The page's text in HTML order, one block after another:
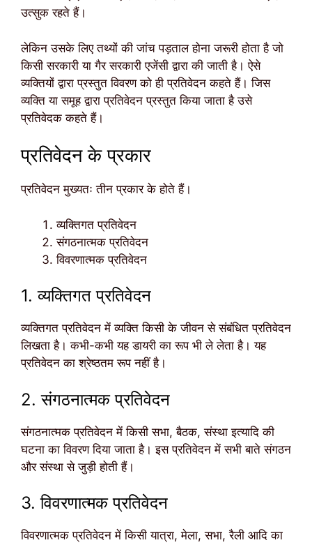
उत्सुक रहते हैं।
लेकिन उसके लिए तथ्यों की जांच पड़ताल होना जरूरी होता है जो
किसी सरकारी या गैर सरकारी एजेंसी द्वारा की जाती है। ऐसे
व्यक्तियों द्वारा प्रस्तुत विवरण को ही प्रतिवेदन कहते हैं। जिस
व्यक्ति या समूह द्वारा प्रतिवेदन प्रस्तुत किया जाता है उसे
प्रतिवेदक कहते हैं।
प्रतिवेदन के प्रकार
प्रतिवेदन मुख्यतः तीन प्रकार के होते हैं।
व्यक्तिगत प्रतिवेदन
संगठनात्मक प्रतिवेदन
विवरणात्मक प्रतिवेदन
1. व्यक्तिगत प्रतिवेदन
व्यक्तिगत प्रतिवेदन में व्यक्ति किसी के जीवन से संबंधित प्रतिवेदन
लिखता है। कभी-कभी यह डायरी का रूप भी ले लेता है। यह
प्रतिवेदन का श्रेष्ठतम रूप नहीं है।
2. संगठनात्मक प्रतिवेदन
संगठनात्मक प्रतिवेदन में किसी सभा, बैठक, संस्था इत्यादि की
घटना का विवरण दिया जाता है। इस प्रतिवेदन में सभी बाते संगठन
और संस्था से जुड़ी होती हैं।
3. विवरणात्मक प्रतिवेदन
विवरणात्मक प्रतिवेदन में किसी यात्रा, मेला, सभा, रैली आदि का